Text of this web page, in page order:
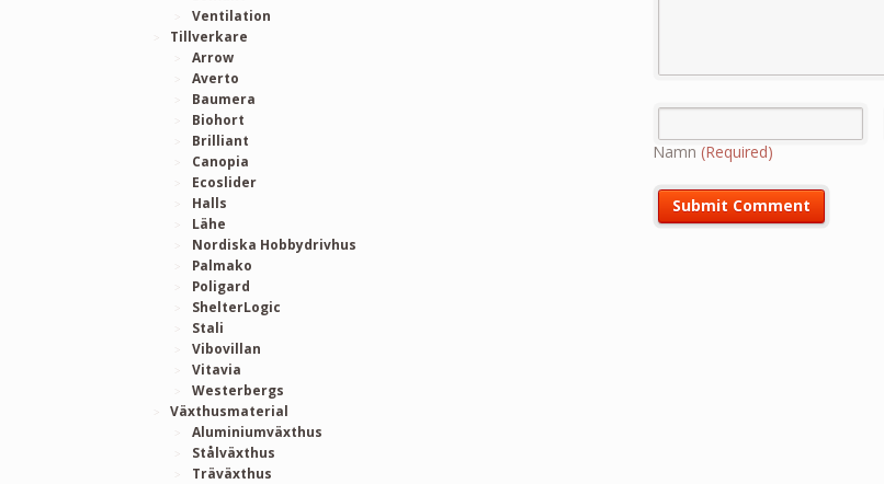
Namn(Required)
Ventilation
Tillverkare
Arrow
Averto
Baumera
Biohort
Brilliant
Canopia
Ecoslider
Halls
Lähe
Nordiska Hobbydrivhus
Palmako
Poligard
ShelterLogic
Stali
Vibovillan
Vitavia
Westerbergs
Växthusmaterial
Aluminiumväxthus
Stålväxthus
Träväxthus